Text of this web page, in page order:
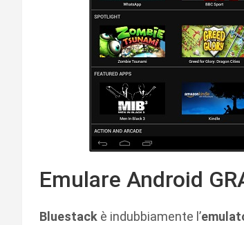
Emulare Android
Bluestack è indubbiamente l’